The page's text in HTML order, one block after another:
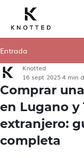
Entrada
Comprar
en Lugano y
extranjero:
completa
Knotted
16 sept 20254 min